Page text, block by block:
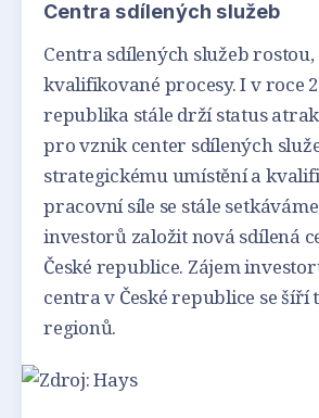
Centra sdílených služeb
Centra sdílených služeb rostou,
kvalifikované procesy. I v roce
republika stále drží status
pro vznik center sdílených
strategickému umístění a
pracovní síle se stále
investorů založit nová sdílená
České republice. Zájem
centra v České republice se šíří
regionů.